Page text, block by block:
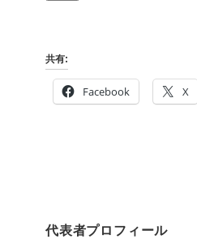
共有:
Facebook X
代表者プロフィール